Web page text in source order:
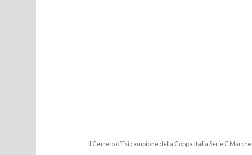
Il Cerreto d’Esi campione della Coppa Italia Serie C Marche